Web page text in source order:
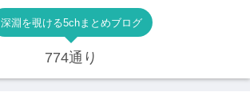
深淵を覗ける5chまとめブログ
774通り